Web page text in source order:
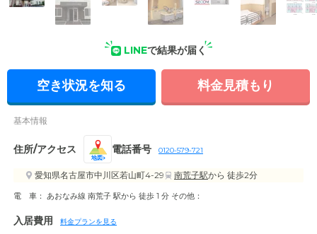
LINEで結果が届く
空き状況を知る 料金見積もり
基本情報
住所/アクセス
地図
電話番号 0120-579-721
愛知県名古屋市中川区若山町4-29 南荒子駅から 徒歩2分
電 車： あおなみ線 南荒子 駅から 徒歩 1 分 その他：
入居費用 料金プランを見る